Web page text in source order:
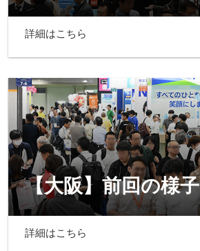
詳細はこちら
【大阪】前回の様子
詳細はこちら